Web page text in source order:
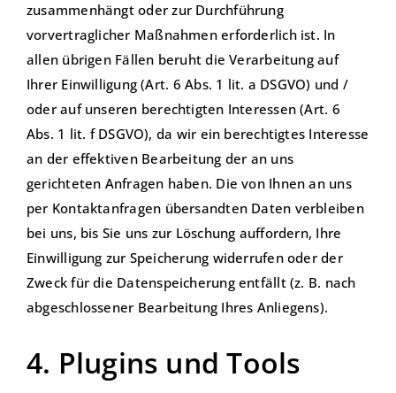
zusammenhängt oder zur Durchführung
vorvertraglicher Maßnahmen erforderlich ist. In
allen übrigen Fällen beruht die Verarbeitung auf
Ihrer Einwilligung (Art. 6 Abs. 1 lit. a DSGVO) und /
oder auf unseren berechtigten Interessen (Art. 6
Abs. 1 lit. f DSGVO), da wir ein berechtigtes Interesse
an der effektiven Bearbeitung der an uns
gerichteten Anfragen haben. Die von Ihnen an uns
per Kontaktanfragen übersandten Daten verbleiben
bei uns, bis Sie uns zur Löschung auffordern, Ihre
Einwilligung zur Speicherung widerrufen oder der
Zweck für die Datenspeicherung entfällt (z. B. nach
abgeschlossener Bearbeitung Ihres Anliegens).
4. Plugins und Tools